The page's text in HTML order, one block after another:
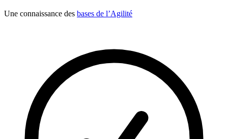
Une connaissance des bases de l’Agilité